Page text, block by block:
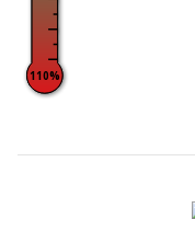
110%